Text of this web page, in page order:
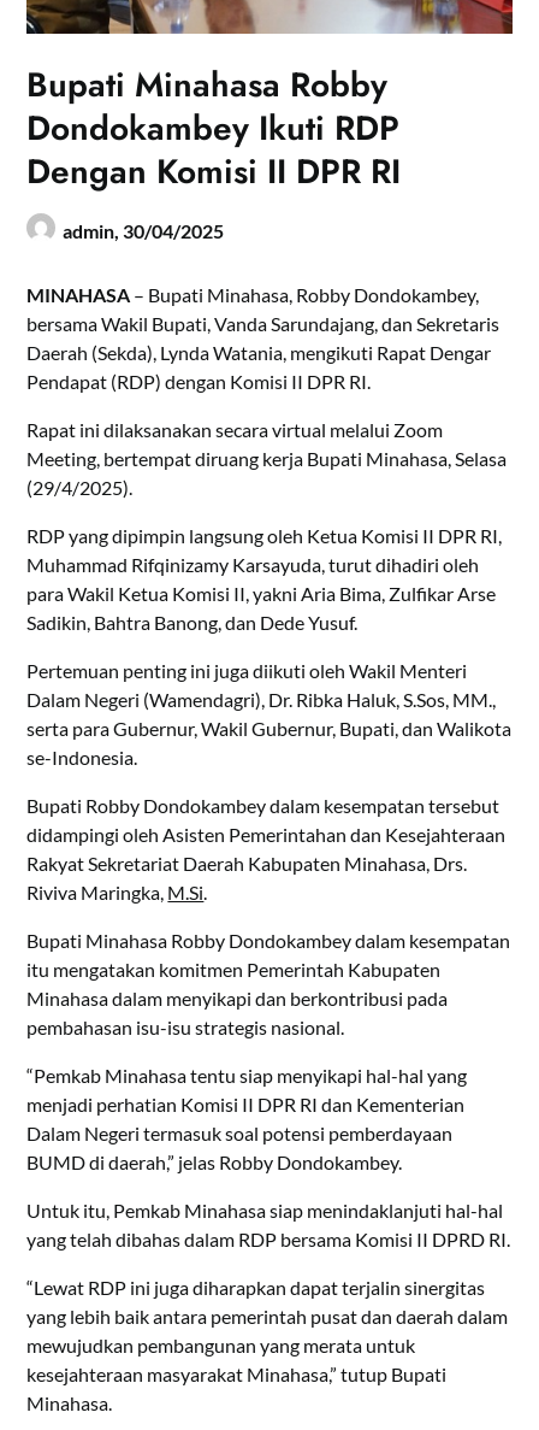
Bupati Minahasa Robby
Dondokambey Ikuti RDP
Dengan Komisi II DPR RI
admin, 30/04/2025
MINAHASA – Bupati Minahasa, Robby Dondokambey,
bersama Wakil Bupati, Vanda Sarundajang, dan Sekretaris
Daerah (Sekda), Lynda Watania, mengikuti Rapat Dengar
Pendapat (RDP) dengan Komisi II DPR RI.
Rapat ini dilaksanakan secara virtual melalui Zoom
Meeting, bertempat diruang kerja Bupati Minahasa, Selasa
(29/4/2025).
RDP yang dipimpin langsung oleh Ketua Komisi II DPR RI,
Muhammad Rifqinizamy Karsayuda, turut dihadiri oleh
para Wakil Ketua Komisi II, yakni Aria Bima, Zulfikar Arse
Sadikin, Bahtra Banong, dan Dede Yusuf.
Pertemuan penting ini juga diikuti oleh Wakil Menteri
Dalam Negeri (Wamendagri), Dr. Ribka Haluk, S.Sos, MM.,
serta para Gubernur, Wakil Gubernur, Bupati, dan Walikota
se-Indonesia.
Bupati Robby Dondokambey dalam kesempatan tersebut
didampingi oleh Asisten Pemerintahan dan Kesejahteraan
Rakyat Sekretariat Daerah Kabupaten Minahasa, Drs.
Riviva Maringka, M.Si.
Bupati Minahasa Robby Dondokambey dalam kesempatan
itu mengatakan komitmen Pemerintah Kabupaten
Minahasa dalam menyikapi dan berkontribusi pada
pembahasan isu-isu strategis nasional.
“Pemkab Minahasa tentu siap menyikapi hal-hal yang
menjadi perhatian Komisi II DPR RI dan Kementerian
Dalam Negeri termasuk soal potensi pemberdayaan
BUMD di daerah,” jelas Robby Dondokambey.
Untuk itu, Pemkab Minahasa siap menindaklanjuti hal-hal
yang telah dibahas dalam RDP bersama Komisi II DPRD RI.
“Lewat RDP ini juga diharapkan dapat terjalin sinergitas
yang lebih baik antara pemerintah pusat dan daerah dalam
mewujudkan pembangunan yang merata untuk
kesejahteraan masyarakat Minahasa,” tutup Bupati
Minahasa.